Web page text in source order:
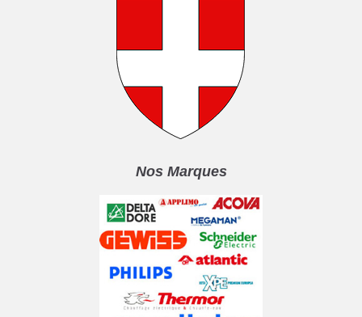
Nos Marques